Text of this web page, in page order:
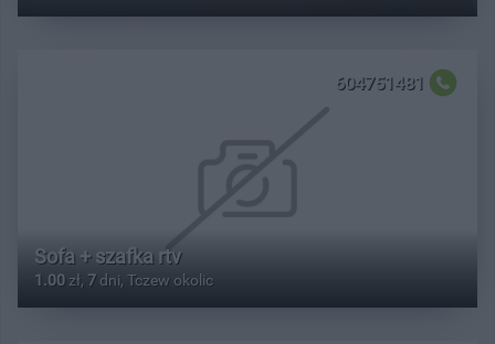
604751481
Sofa + szafka rtv
1.00 zł, 7 dni, Tczew okolic